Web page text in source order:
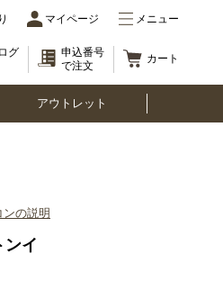
マイページ メニュー
グ
申込番号
で注文
カート
アウトレット
ンの説明
ンイ